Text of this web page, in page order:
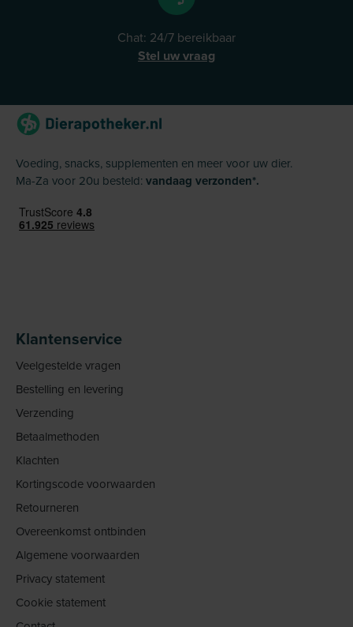
Chat: 24/7 bereikbaar
Stel uw vraag
Voeding, snacks, supplementen en meer voor uw dier.
Ma-Za voor 20u besteld: vandaag verzonden*.
Klantenservice
Veelgestelde vragen
Bestelling en levering
Verzending
Betaalmethoden
Klachten
Kortingscode voorwaarden
Retourneren
Overeenkomst ontbinden
Algemene voorwaarden
Privacy statement
Cookie statement